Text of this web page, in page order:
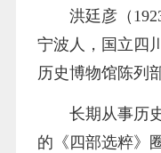
洪廷彦（
宁波人，国立四
历史博物馆陈列
长期从事历
的《四部选粹》